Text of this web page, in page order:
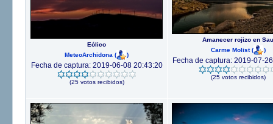
Eólico
MeteoArchidona ( )
Fecha de captura: 2019-06-08 20:43:20
(25 votos recibidos)
Amanecer rojizo en Sau
Carme Molist( )
Fecha de captura: 2019-07-
(25 votos recibidos)